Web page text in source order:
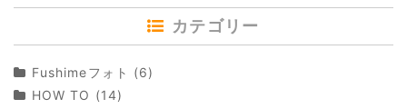
カテゴリー
Fushimeフォト (6)
HOW TO (14)